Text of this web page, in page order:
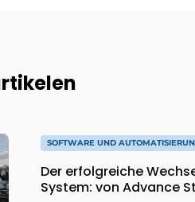
SOFTWARE UND
Der erfolgreiche
System: von Advance